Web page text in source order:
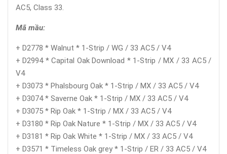
AC5, Class 33.
Mã mầu:
+ D2778 * Walnut * 1-Strip / WG / 33 AC5 / V4
+ D2994 * Capital Oak Download * 1-Strip / MX / 33 AC5 /
V4
+ D3073 * Phalsbourg Oak * 1-Strip / MX / 33 AC5 / V4
+ D3074 * Saverne Oak * 1-Strip / MX / 33 AC5 / V4
+ D3075 * Rip Oak * 1-Strip / MX / 33 AC5 / V4
+ D3180 * Rip Oak Nature * 1-Strip / MX / 33 AC5 / V4
+ D3181 * Rip Oak White * 1-Strip / MX / 33 AC5 / V4
+ D3571 * Timeless Oak grey * 1-Strip / ER / 33 AC5 / V4